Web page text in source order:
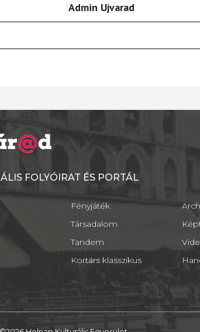
Admin Ujvarad
FOLYÓIRAT ÉS PORTÁL
Fényjáték
Társadalom
Tandem
Kortárs klasszikus